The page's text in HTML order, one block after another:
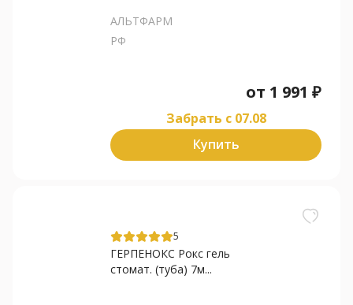
АЛЬТФАРМ
РФ
от 1 991 ₽
Забрать c 07.08
Купить
5
ГЕРПЕНОКС Рокс гель
стомат. (туба) 7м...